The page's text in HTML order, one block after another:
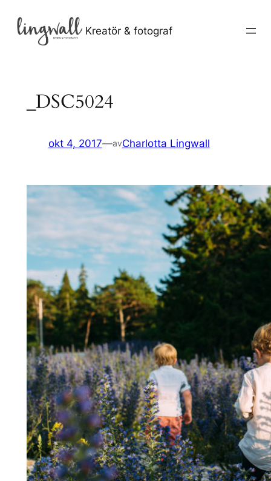
innehåll
Kreatör & fotograf
_DSC5024
okt 4, 2017—avCharlotta Lingwall